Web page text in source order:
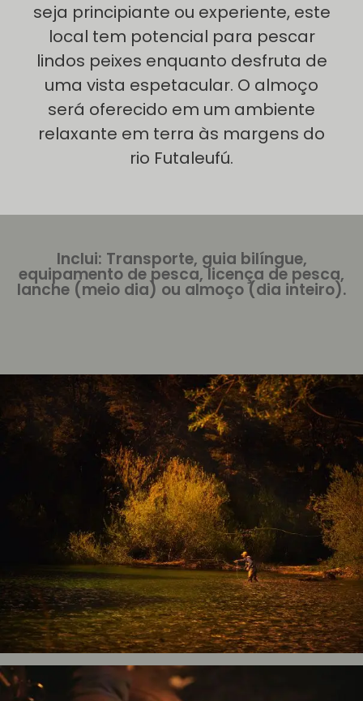
seja principiante ou experiente, este
local tem potencial para pescar
lindos peixes enquanto desfruta de
uma vista espetacular. O almoço
será oferecido em um ambiente
relaxante em terra às margens do
Inclui: Transporte, guia bilíngue,
equipamento de pesca, licença de pesca,
lanche (meio dia) ou almoço (dia inteiro).